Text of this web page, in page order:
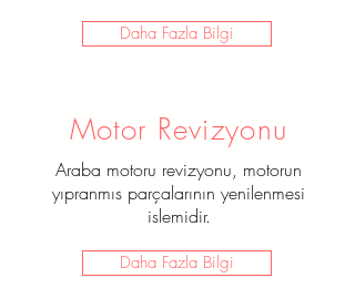
Daha Fazla Bilgi
Motor Revizyonu
Araba motoru revizyonu, motorun
yıpranmıs parçalarının yenilenmesi
islemidir.
Daha Fazla Bilgi